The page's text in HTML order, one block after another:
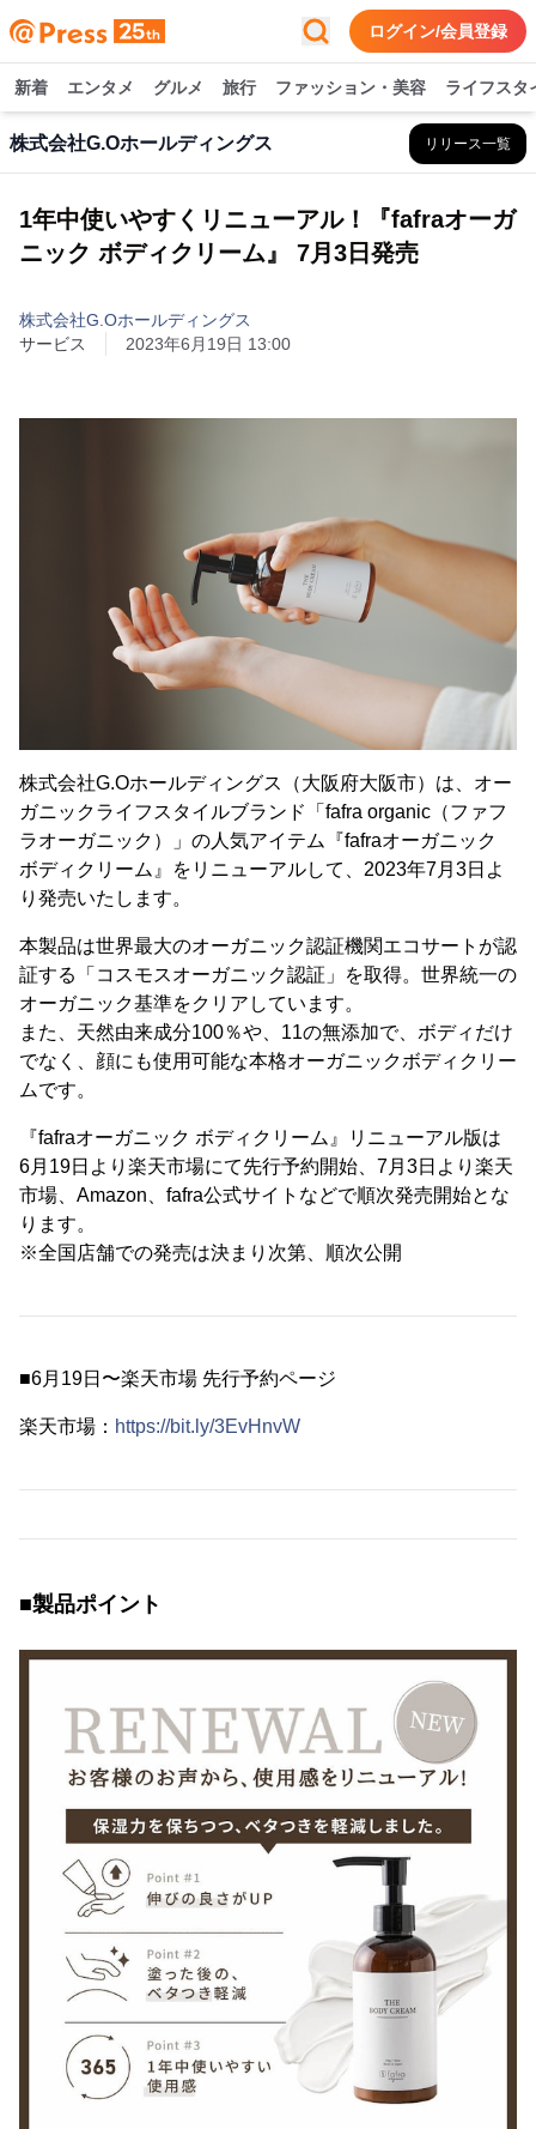
ログイン/会員登録
新着 エンタメ グルメ 旅行 ファッション・美容 ライフスタ
株式会社G.Oホールディングス リリース一覧
1年中使いやすくリニューアル！『fafraオーガ
ニック ボディクリーム』 7月3日発売
株式会社G.Oホールディングス
サービス
2023年6月19日 13:00
株式会社G.Oホールディングス（大阪府大阪市）は、オー
ガニックライフスタイルブランド「fafra organic（ファフ
ラオーガニック）」の人気アイテム『fafraオーガニック
ボディクリーム』をリニューアルして、2023年7月3日よ
り発売いたします。
本製品は世界最大のオーガニック認証機関エコサートが認
証する「コスモスオーガニック認証」を取得。世界統一の
オーガニック基準をクリアしています。
また、天然由来成分100％や、11の無添加で、ボディだけ
でなく、顔にも使用可能な本格オーガニックボディクリー
ムです。
『fafraオーガニック ボディクリーム』リニューアル版は
6月19日より楽天市場にて先行予約開始、7月3日より楽天
市場、Amazon、fafra公式サイトなどで順次発売開始とな
ります。
※全国店舗での発売は決まり次第、順次公開
■6月19日〜楽天市場 先行予約ページ
楽天市場： https://bit.ly/3EvHnvW
■製品ポイント